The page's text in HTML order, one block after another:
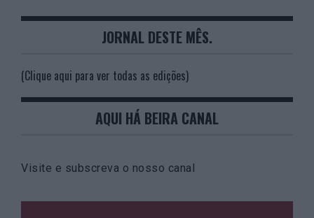
JORNAL DESTE MÊS.
(Clique aqui para ver todas as edições)
AQUI HÁ BEIRA CANAL
Visite e subscreva o nosso canal